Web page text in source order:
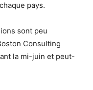
pays.
sont peu
Consulting
la mi-juin et peut-